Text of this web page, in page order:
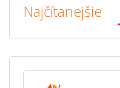
Najčítanejšie